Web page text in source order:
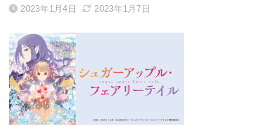
2023年1月4日 2023年1月7日